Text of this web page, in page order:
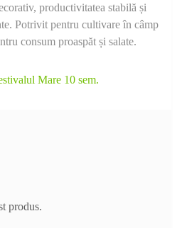
productivitatea stabilă și
Potrivit pentru cultivare în câmp
consum proaspăt și salate.
Mare 10 sem.
produs.